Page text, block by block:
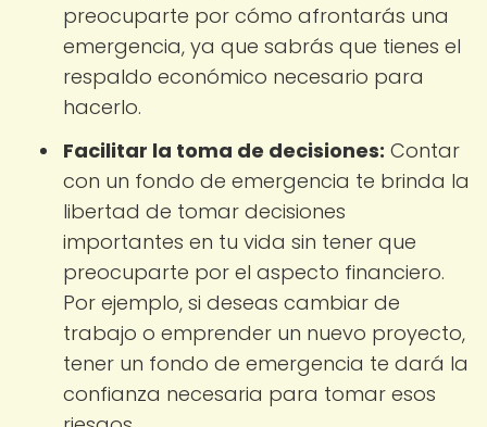
preocuparte por cómo afrontarás una
emergencia, ya que sabrás que tienes el
respaldo económico necesario para
hacerlo.
Facilitar la toma de decisiones: Contar
con un fondo de emergencia te brinda la
libertad de tomar decisiones
importantes en tu vida sin tener que
preocuparte por el aspecto financiero.
Por ejemplo, si deseas cambiar de
trabajo o emprender un nuevo proyecto,
tener un fondo de emergencia te dará la
confianza necesaria para tomar esos